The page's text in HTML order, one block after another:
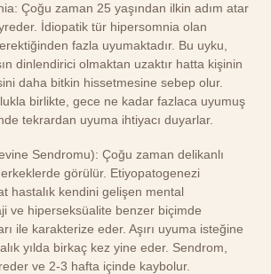
Çoğu zaman 25 yaşından ilkin adım atar
İdiopatik tür hipersomnia olan
fazla uyumaktadır. Bu uyku,
dinlendirici olmaktan uzaktır hatta kişinin
daha bitkin hissetmesine sebep olur.
birlikte, gece ne kadar fazlaca uyumuş
tekrardan uyuma ihtiyacı duyarlar.
Sendromu): Çoğu zaman delikanlı
görülür. Etiyopatogenezi
hastalık kendini gelişen mental
ve hiperseksüalite benzer biçimde
ile karakterize eder. Aşırı uyuma isteğine
yılda birkaç kez yine eder. Sendrom,
ve 2-3 hafta içinde kaybolur.